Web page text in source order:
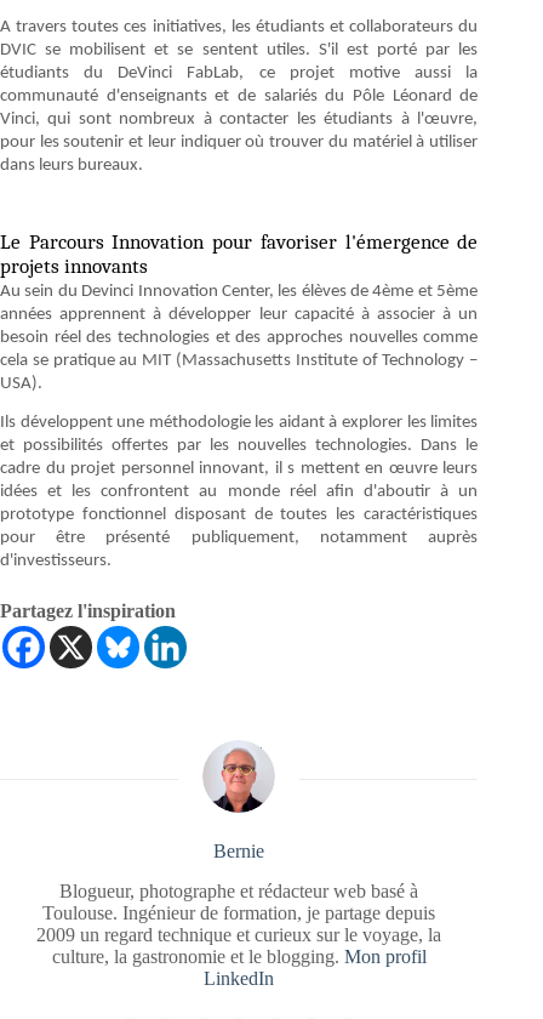
A travers toutes ces initiatives, les étudiants et collaborateurs du
DVIC se mobilisent et se sentent utiles. S'il est porté par les
étudiants du DeVinci FabLab, ce projet motive aussi la
communauté d'enseignants et de salariés du Pôle Léonard de
Vinci, qui sont nombreux à contacter les étudiants à l'œuvre,
pour les soutenir et leur indiquer où trouver du matériel à utiliser
dans leurs bureaux.
Le Parcours Innovation pour favoriser l'émergence de
projets innovants
Au sein du Devinci Innovation Center, les élèves de 4ème et 5ème
années apprennent à développer leur capacité à associer à un
besoin réel des technologies et des approches nouvelles comme
cela se pratique au MIT (Massachusetts Institute of Technology –
USA).
Ils développent une méthodologie les aidant à explorer les limites
et possibilités offertes par les nouvelles technologies. Dans le
cadre du projet personnel innovant, il s mettent en œuvre leurs
idées et les confrontent au monde réel afin d'aboutir à un
prototype fonctionnel disposant de toutes les caractéristiques
pour être présenté publiquement, notamment auprès
d'investisseurs.
Partagez l'inspiration
Bernie
Blogueur, photographe et rédacteur web basé à
Toulouse. Ingénieur de formation, je partage depuis
2009 un regard technique et curieux sur le voyage, la
culture, la gastronomie et le blogging. Mon profil
LinkedIn